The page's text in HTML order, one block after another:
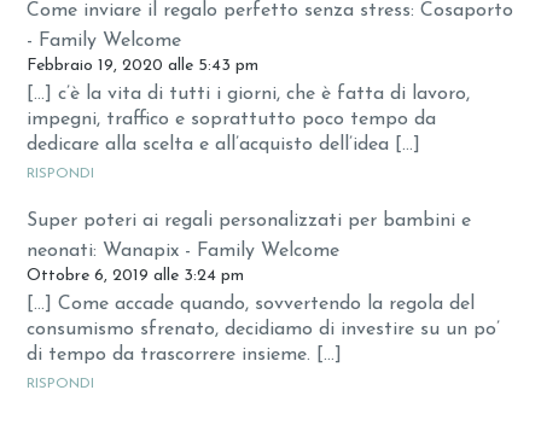
Come inviare il regalo perfetto senza stress: Cosaporto
- Family Welcome
Febbraio 19, 2020 alle 5:43 pm
[…] c’è la vita di tutti i giorni, che è fatta di lavoro,
impegni, traffico e soprattutto poco tempo da
dedicare alla scelta e all’acquisto dell’idea […]
RISPONDI
Super poteri ai regali personalizzati per bambini e
neonati: Wanapix - Family Welcome
Ottobre 6, 2019 alle 3:24 pm
[…] Come accade quando, sovvertendo la regola del
consumismo sfrenato, decidiamo di investire su un po’
di tempo da trascorrere insieme. […]
RISPONDI